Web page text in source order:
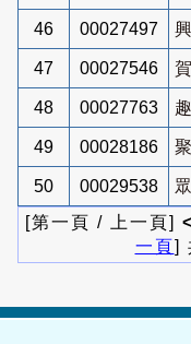
46 00027497
47 00027546
48 00027763
49 00028186
50 00029538
[第一頁 / 上一頁]
一頁]